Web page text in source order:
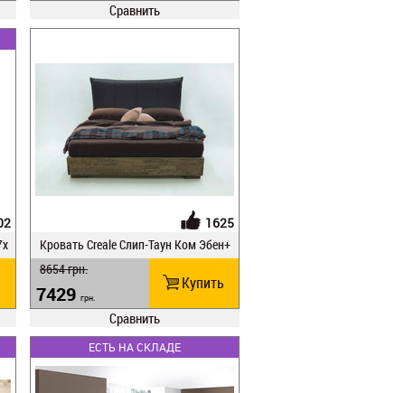
Сравнить
1625
Кровать Creale Слип-Таун Ком Эбен+
Boom13
8654грн.
7429 грн.
Купить
Сравнить
ЕСТЬ НА СКЛАДЕ